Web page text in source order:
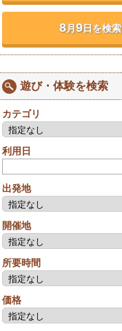
8月9日を検索
遊び・体験を検索
カテゴリ
利用日
出発地
開催地
所要時間
価格